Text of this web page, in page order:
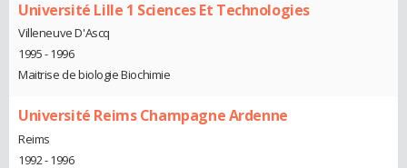
Université Lille 1 Sciences Et Technologies
Villeneuve D'Ascq
1995 - 1996
Maitrise de biologie Biochimie
Université Reims Champagne Ardenne
Reims
1992 - 1996